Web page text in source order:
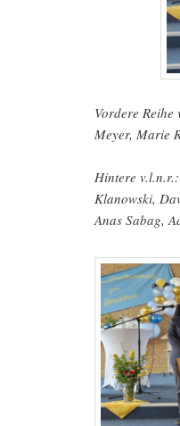
Vordere
Meyer, Marie
Hintere
Klanowski,
Anas Sabag,